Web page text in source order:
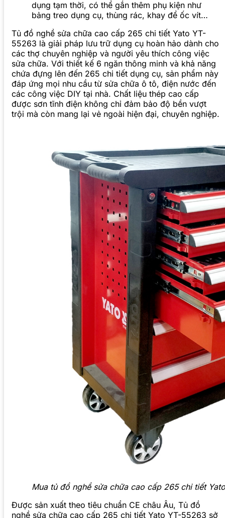
dụng tạm thời, có thể gắn thêm phụ kiện như
bảng treo dụng cụ, thùng rác, khay để ốc vít…
Tủ đồ nghề sửa chữa cao cấp 265 chi tiết Yato YT-
55263 là giải pháp lưu trữ dụng cụ hoàn hảo dành cho
các thợ chuyên nghiệp và người yêu thích công việc
sửa chữa. Với thiết kế 6 ngăn thông minh và khả năng
chứa đựng lên đến 265 chi tiết dụng cụ, sản phẩm này
đáp ứng mọi nhu cầu từ sửa chữa ô tô, điện nước đến
các công việc DIY tại nhà. Chất liệu thép cao cấp
được sơn tĩnh điện không chỉ đảm bảo độ bền vượt
trội mà còn mang lại vẻ ngoài hiện đại, chuyên nghiệp.
Mua tủ đồ nghề sửa chữa cao cấp 265 chi tiết
Được sản xuất theo tiêu chuẩn CE châu Âu, Tủ đồ
nghề sửa chữa cao cấp 265 chi tiết Yato YT-55263 sở